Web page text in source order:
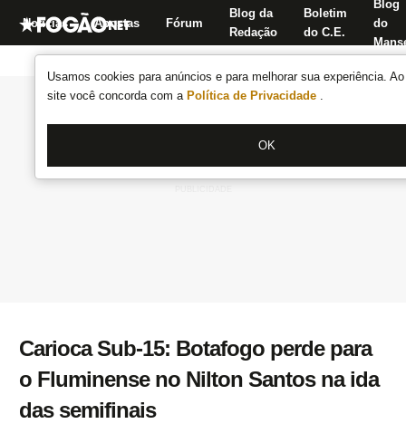
Usamos cookies para anúncios e para melhorar sua experiência.
site você concorda com a Política de Privacidade .
OK
Notícias Apostas Fórum
Blog da
Redação
Boletim
do C.E.
Blog
do
Carioca Sub-15: Botafogo perde para
o Fluminense no Nilton Santos na ida
das semifinais